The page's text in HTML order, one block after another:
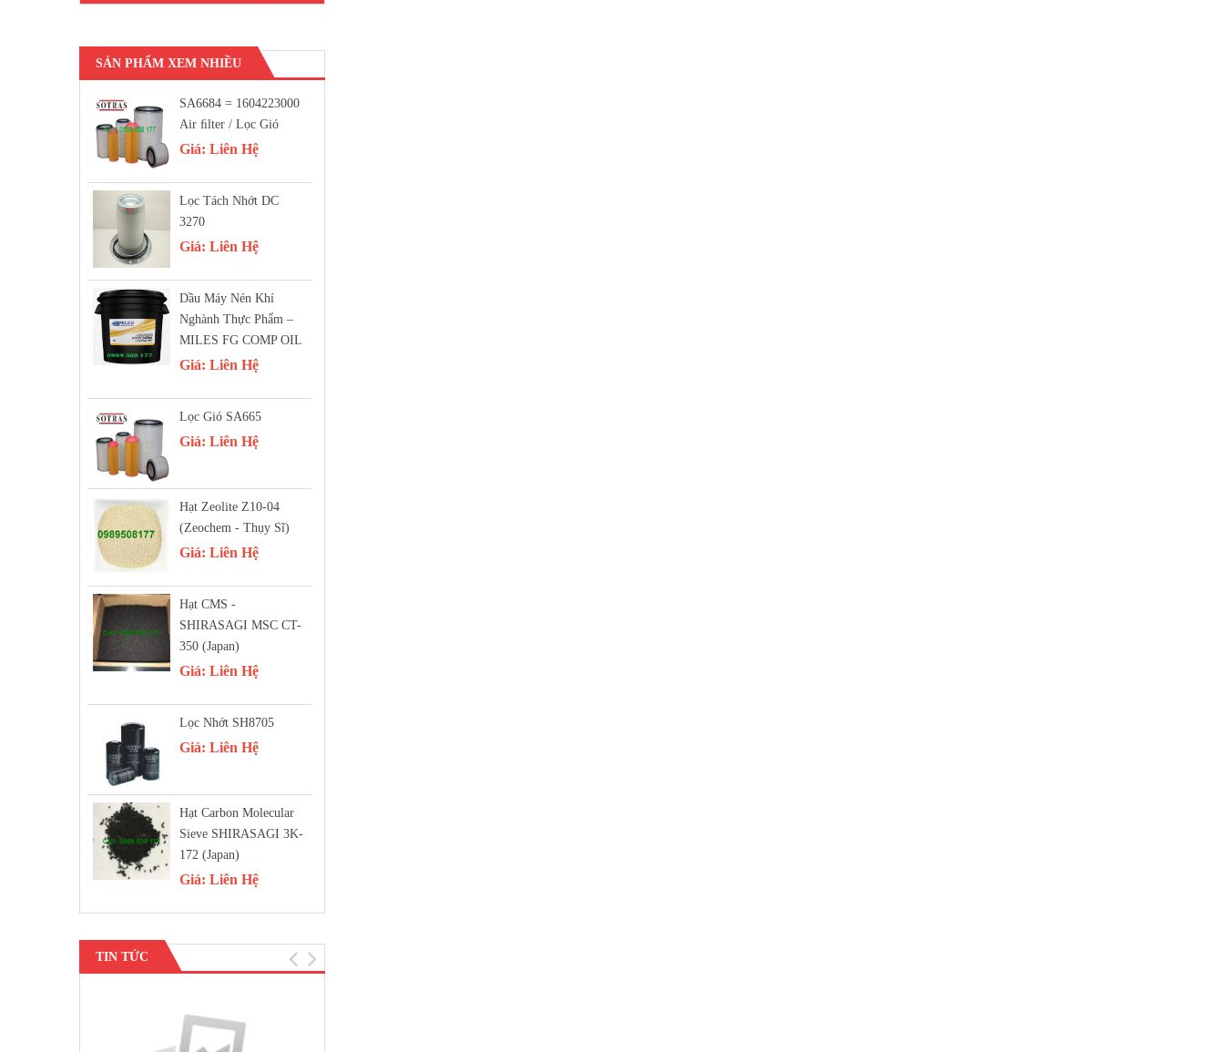
SẢN PHẨM XEM NHIỀU
SA6684 = 1604223000
Air FIlter / Lọc Gió
Giá: Liên Hệ
Lọc Tách Nhớt DC
3270
Giá: Liên Hệ
Dầu Máy Nén Khí
Nghành Thực Phẩm –
MILES FG COMP OIL
Giá: Liên Hệ
Lọc Gió SA665
Giá: Liên Hệ
Hạt Zeolite Z10-04
(Zeochem - Thụy Sĩ)
Giá: Liên Hệ
Hạt CMS -
SHIRASAGI MSC CT-
350 (Japan)
Giá: Liên Hệ
Lọc Nhớt SH8705
Giá: Liên Hệ
Hạt Carbon Molecular
Sieve SHIRASAGI 3K-
172 (Japan)
Giá: Liên Hệ
TIN TỨC